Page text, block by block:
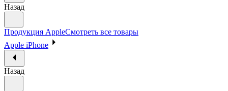
Назад
Продукция AppleСмотреть все товары
Apple iPhone
Назад